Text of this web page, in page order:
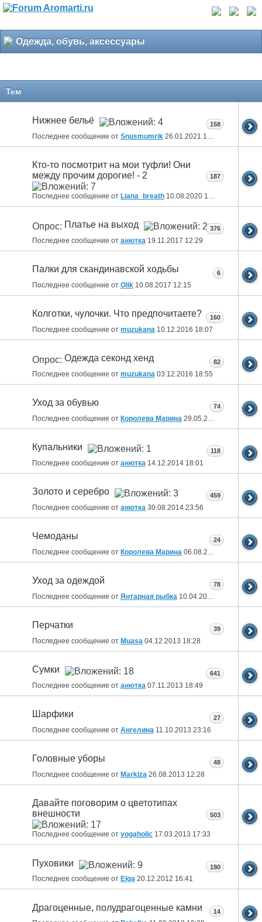
Одежда, обувь, аксессуары
Тем
Нижнее бельё
Последнее сообщение от Snusmumrik 26.01.2021 18:27
158
Кто-то посмотрит на мои туфли! Они
между прочим дорогие! - 2
Последнее сообщение от Liana_breath 10.08.2020 18:28
187
Опрос: Платье на выход
Последнее сообщение от анютка 19.11.2017 12:29
376
Палки для скандинавской ходьбы
Последнее сообщение от Olik 10.08.2017 12:15
6
Колготки, чулочки. Что предпочитаете?
Последнее сообщение от muzukana 10.12.2016 18:07
160
Опрос: Одежда секонд хенд
Последнее сообщение от muzukana 03.12.2016 18:55
82
Уход за обувью
Последнее сообщение от Королева Марина 29.05.2015
74
Купальники
Последнее сообщение от анютка 14.12.2014 18:01
118
Золото и серебро
Последнее сообщение от анютка 30.08.2014 23:56
459
Чемоданы
Последнее сообщение от Королева Марина 06.08.2014
24
Уход за одеждой
Последнее сообщение от Янтарная рыбка 10.04.2014
78
Перчатки
Последнее сообщение от Muasa 04.12.2013 18:28
39
Сумки
Последнее сообщение от анютка 07.11.2013 18:49
641
Шарфики
Последнее сообщение от Ангелина 11.10.2013 23:16
27
Головные уборы
Последнее сообщение от Markiza 26.08.2013 12:28
48
Давайте поговорим о цветотипах
внешности
Последнее сообщение от yogaholic 17.03.2013 17:33
503
Пуховики
Последнее сообщение от Elga 20.12.2012 16:41
180
Драгоценные, полудрагоценные камни 14